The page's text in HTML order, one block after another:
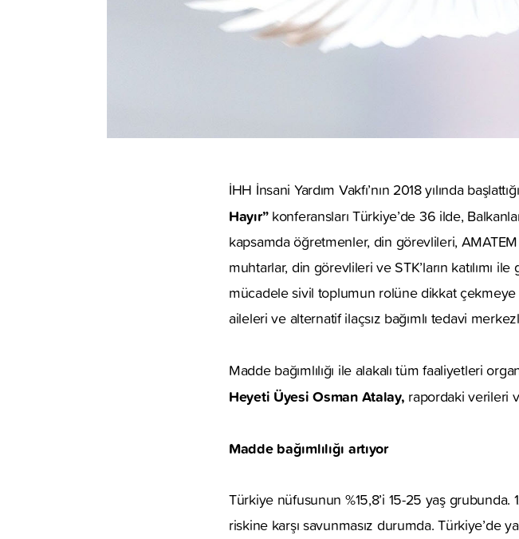
İHH İnsani Yardım Vakfı’nın 2018 yılında
Hayır”konferansları Türkiye’de 36 ilde,
kapsamda öğretmenler, din görevlileri, AMATEM
muhtarlar, din görevlileri ve STK’ların katılımı
mücadele sivil toplumun rolüne dikkat çekmeye
aileleri ve alternatif ilaçsız bağımlı tedavi
Madde bağımlılığı ile alakalı tüm faaliyetleri
Heyeti Üyesi Osman Atalay, rapordaki verileri
Madde bağımlılığı artıyor
Türkiye nüfusunun %15,8’i 15-25 yaş grubunda.
riskine karşı savunmasız durumda. Türkiye’de